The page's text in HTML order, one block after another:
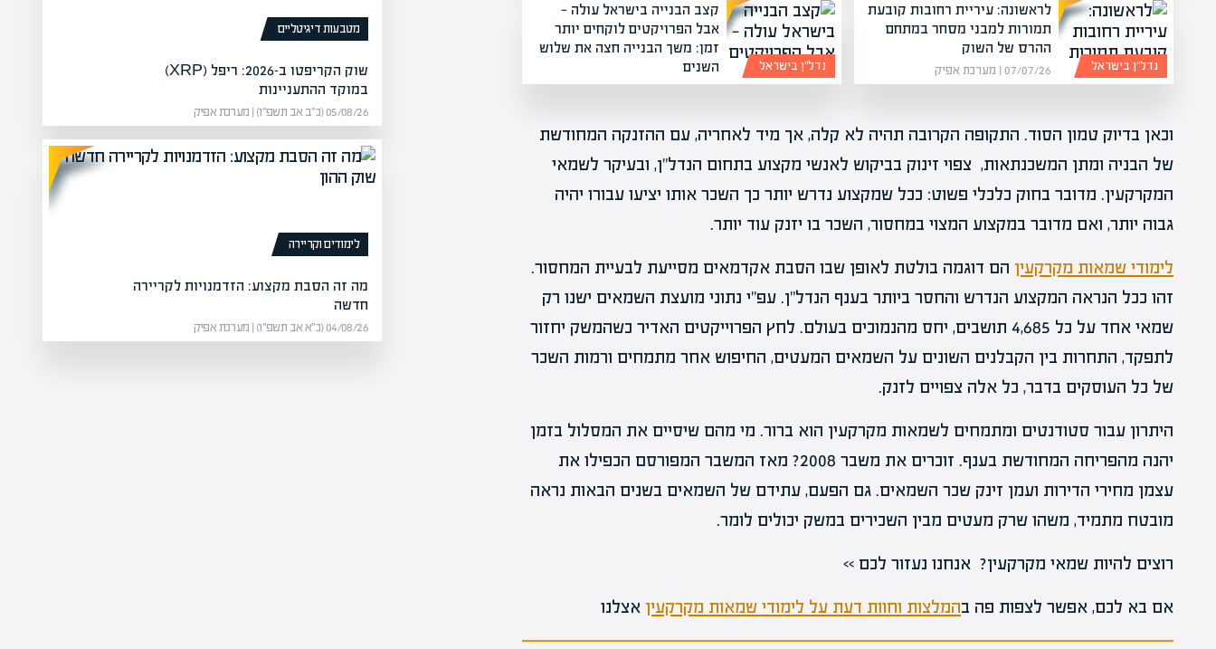
לראשונה: עיריית רחובות קובעת
תמורות למבני מסחר במתחם
ההרס של השוק
07/07/26 | מערכת אפיק נדל”ן בישראל
קצב הבנייה בישראל עולה —
אבל הפרויקטים לוקחים יותר
זמן: משך הבנייה חצה את שלוש
השנים
נדל”ן בישראל
וכאן בדיוק טמון הסוד. התקופה הקרובה תהיה לא קלה, אך מיד לאחריה, עם ההזנקה המחודשת
של הבניה ומתן המשכנתאות, צפוי זינוק בביקוש לאנשי מקצוע בתחום הנדל"ן, ובעיקר לשמאי
המקרקעין. מדובר בחוק כלכלי פשוט: ככל שמקצוע נדרש יותר כך השכר אותו יציעו עבורו יהיה
גבוה יותר, ואם מדובר במקצוע המצוי במחסור, השכר בו יזנק עוד יותר.
לימודי שמאות מקרקעין הם דוגמה בולטת לאופן שבו הסבת אקדמאים מסייעת לבעיית המחסור.
זהו ככל הנראה המקצוע הנדרש והחסר ביותר בענף הנדל"ן. עפ"י נתוני מועצת השמאים ישנו רק
שמאי אחד על כל 4,685 תושבים, יחס מהנמוכים בעולם. לחץ הפרוייקטים האדיר כשהמשק יחזור
לתפקד, התחרות בין הקבלנים השונים על השמאים המעטים, החיפוש אחר מתמחים ורמות השכר
של כל העוסקים בדבר, כל אלה צפויים לזנק.
היתרון עבור סטודנטים ומתמחים לשמאות מקרקעין הוא ברור. מי מהם שיסיים את המסלול בזמן
יהנה מהפריחה המחודשת בענף. זוכרים את משבר 2008? מאז המשבר המפורסם הכפילו את
עצמן מחירי הדירות ועמן זינק שכר השמאים. גם הפעם, עתידם של השמאים בשנים הבאות נראה
מובטח מתמיד, משהו שרק מעטים מבין השכירים במשק יכולים לומר.
רוצים להיות שמאי מקרקעין? אנחנו נעזור לכם >>
אם בא לכם, אפשר לצפות פה בהמלצות וחוות דעת על לימודי שמאות מקרקעין אצלנו
מטבעות דיגיטליים
שוק הקריפטו ב-2026: ריפל (XRP)
במוקד ההתעניינות
05/08/26 (כ״ב אב תשפ״ו) | מערכת אפיק
לימודים וקריירה
מה זה הסבת מקצוע: הזדמנויות לקריירה
חדשה
04/08/26 (כ״א אב תשפ״ו) | מערכת אפיק